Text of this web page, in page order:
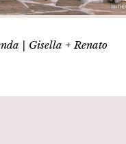
| Gisella + Renato